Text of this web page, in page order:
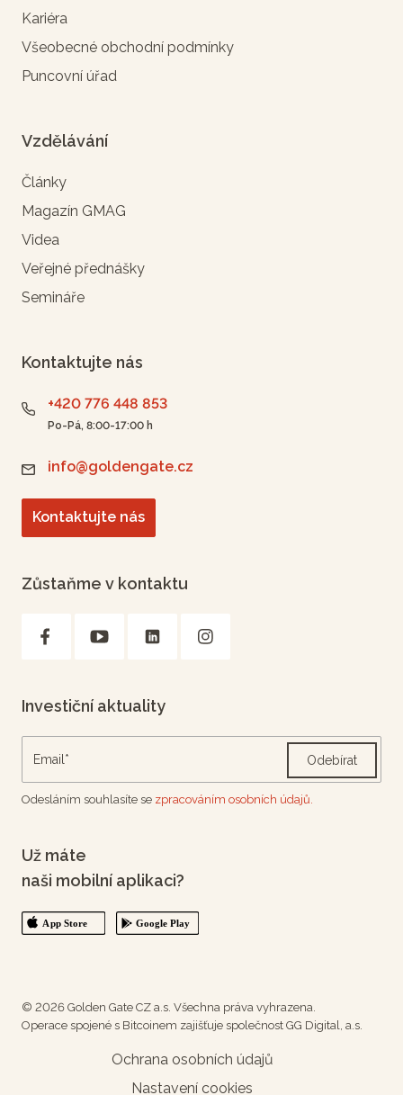
Kariéra
Všeobecné obchodní podmínky
Puncovní úřad
Vzdělávání
Články
Magazín GMAG
Videa
Veřejné přednášky
Semináře
Kontaktujte nás
+420 776 448 853
Po-Pá, 8:00-17:00 h
info@goldengate.cz
Kontaktujte nás
Zůstaňme v kontaktu
Investiční aktuality
Odebírat
Odesláním souhlasíte se zpracováním osobních údajů.
Už máte
naši mobilní aplikaci?
© 2026 Golden Gate CZ a.s. Všechna práva vyhrazena.
Operace spojené s Bitcoinem zajišťuje společnost GG Digital, a.s.
Ochrana osobních údajů
Nastavení cookies